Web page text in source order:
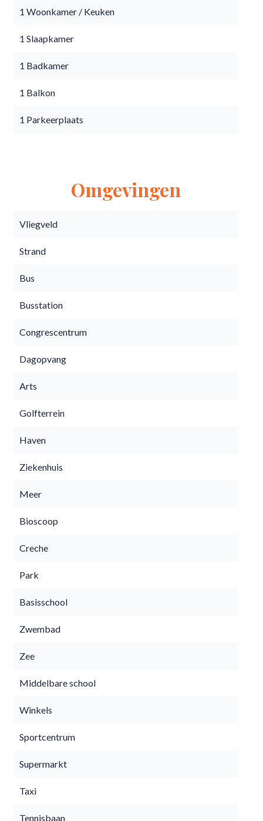
1 Woonkamer / Keuken
1 Slaapkamer
1 Badkamer
1 Balkon
1 Parkeerplaats
Omgevingen
Vliegveld
Strand
Bus
Busstation
Congrescentrum
Dagopvang
Arts
Golfterrein
Haven
Ziekenhuis
Meer
Bioscoop
Creche
Park
Basisschool
Zwembad
Zee
Middelbare school
Winkels
Sportcentrum
Supermarkt
Taxi
Tennisbaan